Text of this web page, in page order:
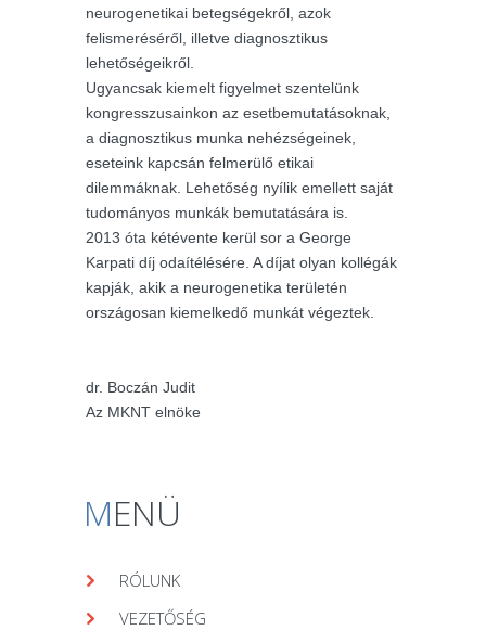
neurogenetikai betegségekről, azok
felismeréséről, illetve diagnosztikus
lehetőségeikről.
Ugyancsak kiemelt figyelmet szentelünk
kongresszusainkon az esetbemutatásoknak,
a diagnosztikus munka nehézségeinek,
eseteink kapcsán felmerülő etikai
dilemmáknak. Lehetőség nyílik emellett saját
tudományos munkák bemutatására is.
2013 óta kétévente kerül sor a George
Karpati díj odaítélésére. A díjat olyan kollégák
kapják, akik a neurogenetika területén
országosan kiemelkedő munkát végeztek.
dr. Boczán Judit
Az MKNT elnöke
MENÜ
RÓLUNK
VEZETŐSÉG